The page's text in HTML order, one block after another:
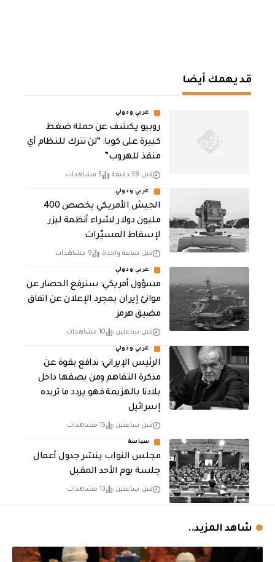
قد يهمك أيضا
عربي ودولي
روبيو يكشف عن حملة ضغط
كبيرة على كوبا: “لن نترك للنظام أي
منفذ للهروب”
قبل 38 دقيقة 5 مشاهدات
عربي ودولي
الجيش الأمريكي يخصص 400
مليون دولار لشراء أنظمة ليزر
لإسقاط المسيّرات
قبل ساعة واحدة 9 مشاهدات
عربي ودولي
مسؤول أمريكي: سنرفع الحصار عن
موانئ إيران بمجرد الإعلان عن اتفاق
مضيق هرمز
قبل ساعتين 10 مشاهدات
عربي ودولي
الرئيس الإيراني: ندافع بقوة عن
مذكرة التفاهم ومن يصفها داخل
بلادنا بالهزيمة فهو يردد ما تريده
إسرائيل
قبل ساعتين 15 مشاهدات
سياسة
مجلس النواب ينشر جدول أعمال
جلسة يوم الأحد المقبل
قبل ساعتين 13 مشاهدات
شاهد المزيد..